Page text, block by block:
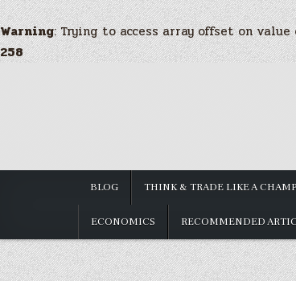
Warning: Trying to access array offset on
258
BLOG THINK & TRADE LIKE A
ECONOMICS RECOMMENDED